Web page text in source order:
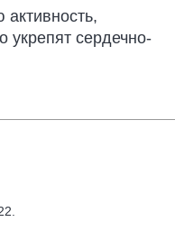
укрепят сердечно-